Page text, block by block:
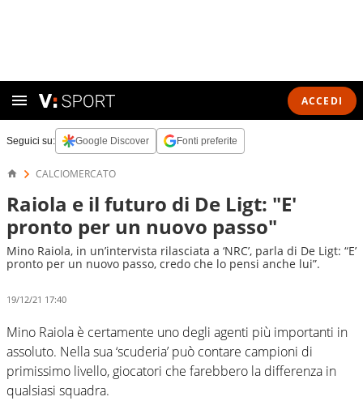
ACCEDI
Seguici su: Google Discover Fonti preferite
CALCIOMERCATO
Raiola e il futuro di De Ligt: "E'
pronto per un nuovo passo"
Mino Raiola, in un’intervista rilasciata a ‘NRC’, parla di De Ligt: “E’
pronto per un nuovo passo, credo che lo pensi anche lui”.
19/12/21 17:40
Mino Raiola è certamente uno degli agenti più importanti in
assoluto. Nella sua ‘scuderia’ può contare campioni di
primissimo livello, giocatori che farebbero la differenza in
qualsiasi squadra.